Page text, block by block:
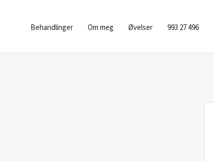
Behandlinger Om meg Øvelser 993 27 496